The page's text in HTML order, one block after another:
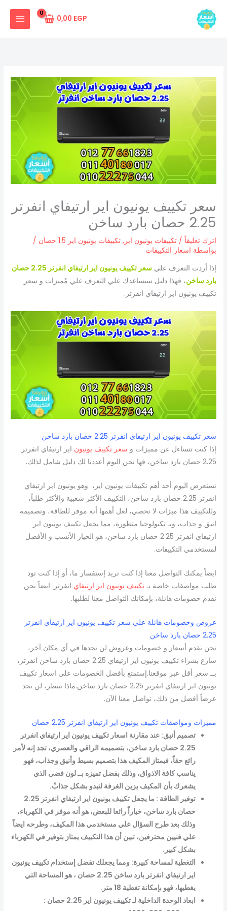
المحتوى
0,00 EGP
سعر تكييف يونيون اير ارتيفاي انفرتر
2.25 حصان بارد ساخن
اترك تعليقاً /تكييفات يونيون اير,تكييفات يونيون اير 1.5 حصان
/
بواسطة اسعار التكييفات
إذا أردت التعرف علي
سعر تكييف يونيون اير ارتيفاي انفرتر 2.25 حصان
بارد ساخن، فهذا دليل سيساعدك علي التعرف علي مُميزات و سعر
تكييف يونيون اير ارتيفاي انفرتر.
سعر تكييف يونيون اير ارتيفاي انفرتر 2.25 حصان بارد ساخن
إذا كنت تتساءل عن مميزات و سعر تكييف يونيون اير ارتيفاي انفرتر
2.25 حصان بارد ساخن، فها نحن اليوم أعددنا لك دليل شامل لذلك.
نستعرض اليوم أحد أهم تكييفات يونيون اير، وهو يونيون اير ارتيفاي
انفرتر 2.25 حصان بارد ساخن، التكييف الأكثر شعبية والأكثر طلباً،
وللتكييف هذا ميزات لا تحصي، لعل أهمها أنه موفر للطاقة، وتصميمه
انيق و جذاب، وبـ تكنولوجيا متطورة، مما يجعل تكييف يونيون اير
ارتيفاي انفرتر 2.25 حصان بارد ساخن، هو الخيار الأنسب و الأفضل
لمستخدمي التكييفات.
ايضاً يمكنك التواصل معنا إذا كنت تريد إستفسار ما، أو إذا كنت تود
طلب مواصفات خاصة بـ تكييف يونيون اير ارتيفاي انفرتر. ايضاً نحن
نقدم خصومات هائلة، بإمكانك التواصل معنا لطلبها.
عروض وخصومات هائلة علي سعر تكييف يونيون اير ارتيفاي انفرتر
2.25 حصان بارد ساخن
نحن نقدم أسعار و خصومات وعروض لن تجدها في أي مكان آخر،
سارع بشراء تكييف يونيون اير ارتيفاي 2.25 حصان بارد ساخن انفرتر،
بــ سعر أقل عبر موقعنا.إستمتع بأفضل الخصومات علي اسعار تكييف
يونيون اير ارتيفاي انفرتر 2.25 حصان بارد ساخن.ماذا تنتظر، لن تجد
عرضاً أفضل من ذلك، تواصل معنا الآن.
مميزات ومواصفات تكييف يونيون اير ارتيفاي انفرتر 2.25 حصان
تصميم أنيق: عند مقارنة اسعار تكييف يونيون اير ارتيفاي انفرتر
2.25 حصان بارد ساخن، بتصميمه الراقي والعصري، تجد إنه لأمر
رائع حقاً، فيمتاز المكيف هذا بتصميم بسيط وأنيق وجذاب، فهو
يناسب كافة الاذواق، وذلك بفضل تميزه بــ لون فضي الذي
يشعرك بأن المكيف يزين الغرفة لتبدو بشكل جذابْ.
توفير الطاقة : ما يجعل تكييف يونيون اير ارتيفاي انفرتر 2.25
حصان بارد ساخن، خياراً رائعا للبعض، هو أنه موفر في الكهرباء،
وذلك بعد طرح السؤال علي مستخدمي هذا المكيف، وطرحه ايضاً
علي فنيين محترفين، تبين أن هذا التكييف يمتاز بتوفير في الكهرباء
بشكل كبير.
التغطية لمساحة كبيرة: ومما يجعلك تفضل إستخدام تكييف يونيون
اير ارتيفاي انفرتر بارد ساخن 2.25 حصان ، هو المساحة التي
يغطيها، فهو بإمكانة تغطية 18 متر.
ابعاد الوحدة الداخلية لـ تكييف يونيون اير 2.25 حصان :